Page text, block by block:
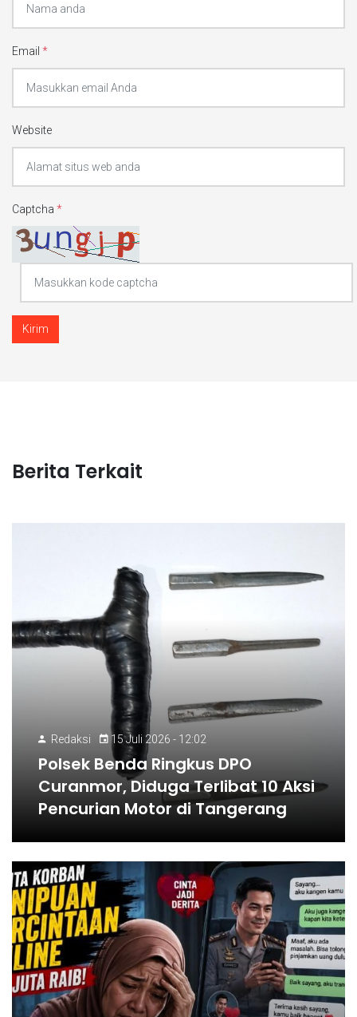
Email *
Website
Captcha *
Kirim
Berita Terkait
Redaksi 15 Juli 2026 - 12:02
Polsek Benda Ringkus DPO
Curanmor, Diduga Terlibat 10 Aksi
Pencurian Motor di Tangerang